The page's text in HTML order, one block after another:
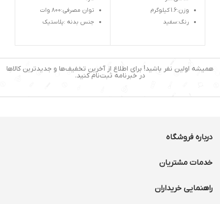
وزن:1.6 کیلوگرم
رنگ:سفید
توان مصرفی: 650 وات
جنس بدنه: پلاستیک
توان مصرفی:800 وات
جنس بدنه :پلاستیک
تعداد تنظیمات سرعت
همیشه اولین نفر باشید! برای اطلاع از آخرین تخفیف‌ها و جدیدترین کالاها
در خبرنامه ثبت‌نام کنید.
درباره فروشگاه
خدمات مشتریان
راهنمایی خریداران